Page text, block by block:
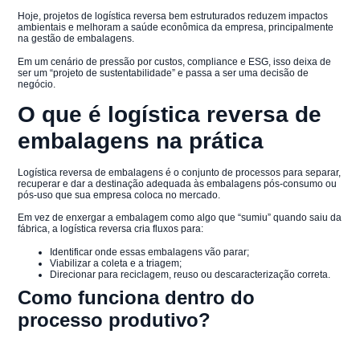
Hoje, projetos de logística reversa bem estruturados reduzem impactos
ambientais e melhoram a saúde econômica da empresa, principalmente
na gestão de embalagens.
Em um cenário de pressão por custos, compliance e ESG, isso deixa de
ser um “projeto de sustentabilidade” e passa a ser uma decisão de
negócio.
O que é logística reversa de
embalagens na prática
Logística reversa de embalagens é o conjunto de processos para separar,
recuperar e dar a destinação adequada às embalagens pós-consumo ou
pós-uso que sua empresa coloca no mercado.
Em vez de enxergar a embalagem como algo que “sumiu” quando saiu da
fábrica, a logística reversa cria fluxos para:
Identificar onde essas embalagens vão parar;
Viabilizar a coleta e a triagem;
Direcionar para reciclagem, reuso ou descaracterização correta.
Como funciona dentro do
processo produtivo?